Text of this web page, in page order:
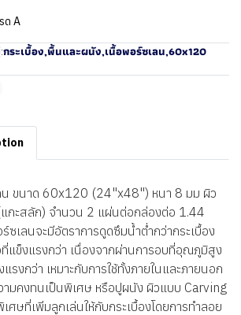
ด A
กระเบื้อง,พื้นและผนัง,เนื้อพอร์ซเลน,60x120
น ขนาด 60x120 (24"x48") หนา 8 มม ผิว
กะสลัก) จำนวน 2 แผ่นต่อกล่องต่อ 1.44
ซเลนจะมีอัตราการดูดซึมน้ำต่ำกว่ากระเบื้อง
ที่แข็งแรงกว่า เนื่องจากผ่านการอบที่อุณภูมิสูง
รงกว่า เหมาะกับการใช้ทั้งภายในและภายนอก
มคงทนเป็นพิเศษ หรือปูผนัง ผิวแบบ Carving
ศษที่เพิ่มลูกเล่นให้กับกระเบื้องโดยการทำลอย